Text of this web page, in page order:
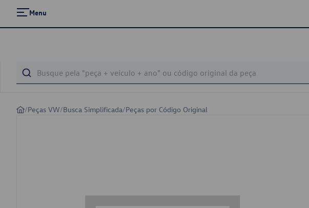
Menu
/Peças VW/Busca Simplificada/Peças por Código Original